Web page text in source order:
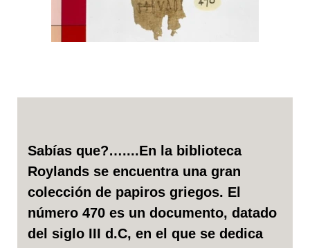
Sabías que?…....En la biblioteca
Roylands se encuentra una gran
colección de papiros griegos. El
número 470 es un documento, datado
del siglo III d.C, en el que se dedica